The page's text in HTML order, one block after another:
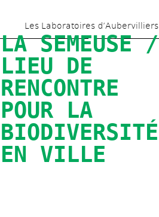
Les Laboratoires d’Aubervilliers
LA SEMEUSE /
LIEU DE
RENCONTRE
POUR LA
BIODIVERSITÉ
EN VILLE